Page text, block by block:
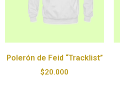
Polerón de Feid “Tracklist”
$20.000